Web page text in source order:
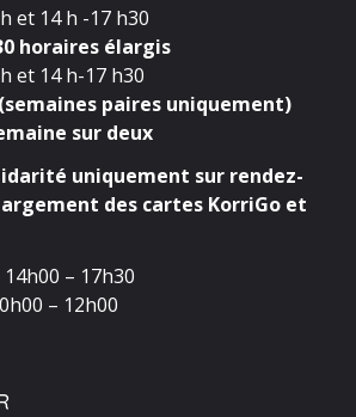
et 14 h -17 h30
horaires élargis
et 14 h-17 h30
paires uniquement)
sur deux
uniquement sur rendez-
des cartes KorriGo et
– 17h30
– 12h00